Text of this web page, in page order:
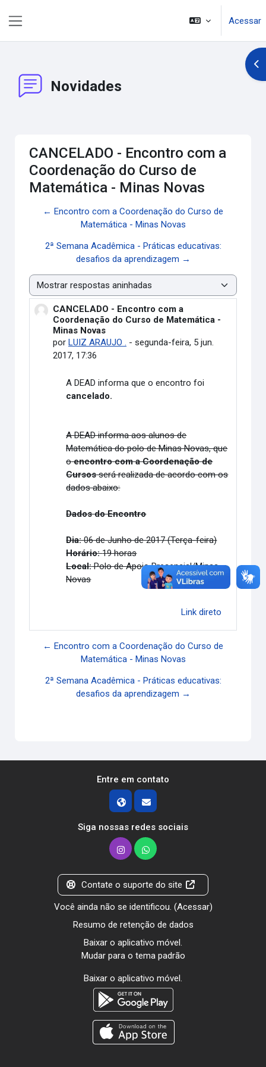
Acessar
Novidades
CANCELADO - Encontro com a
Coordenação do Curso de
Matemática - Minas Novas
← Encontro com a Coordenação do Curso de
Matemática - Minas Novas
2ª Semana Acadêmica - Práticas educativas:
desafios da aprendizagem →
Modo de visualização
CANCELADO - Encontro com a
Coordenação do Curso de Matemática -
Minas Novas
por LUIZ ARAUJO . - segunda-feira, 5 jun.
2017, 17:36
Número de respostas: 0
A DEAD informa que o encontro foi
cancelado.
A DEAD informa aos alunos de
Matemática do polo de Minas Novas, que
oencontro com a Coordenação de
Cursosserá realizada de acordo com os
dados abaixo:
Dados do Encontro
Dia:06 de Junho de 2017 (Terça-feira)
Horário:19 horas
Local:Polo de Apoio Presencial/Minas
Novas
Link direto
← Encontro com a Coordenação do Curso de
Matemática - Minas Novas
2ª Semana Acadêmica - Práticas educativas:
desafios da aprendizagem →
Entre em contato
Siga nossas redes sociais
Contate o suporte do site
Você ainda não se identificou. (Acessar)
Resumo de retenção de dados
Baixar o aplicativo móvel.
Mudar para o tema padrão
Baixar o aplicativo móvel.